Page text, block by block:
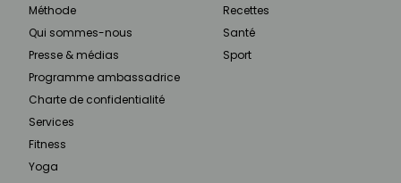
Méthode
Qui sommes-nous
Presse & médias
Programme ambassadrice
Charte de confidentialité
Services
Fitness
Yoga
Recettes
Santé
Sport